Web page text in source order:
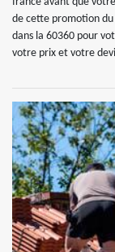
de cette promotion du
dans la 60360 pour
votre prix et votre